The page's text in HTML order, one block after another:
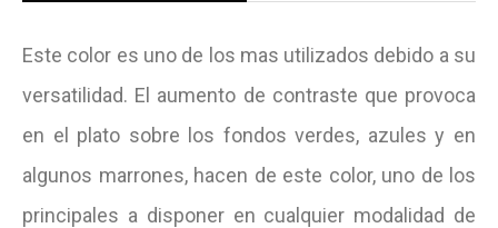
Este color es uno de los mas utilizados debido a su
versatilidad. El aumento de contraste que provoca
en el plato sobre los fondos verdes, azules y en
algunos marrones, hacen de este color, uno de los
principales a disponer en cualquier modalidad de